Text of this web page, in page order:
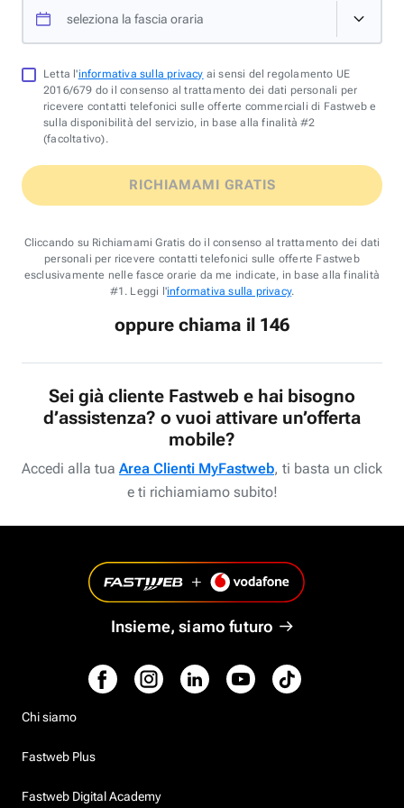
seleziona la fascia oraria
Letta l'informativa sulla privacy ai sensi del regolamento UE
2016/679 do il consenso al trattamento dei dati personali per
ricevere contatti telefonici sulle offerte commerciali di Fastweb e
sulla disponibilità del servizio, in base alla finalità #2
(facoltativo).
RICHIAMAMI GRATIS
Cliccando su Richiamami Gratis do il consenso al trattamento dei dati
personali per ricevere contatti telefonici sulle offerte Fastweb
esclusivamente nelle fasce orarie da me indicate, in base alla finalità
#1. Leggi l'informativa sulla privacy.
oppure chiama il 146
Sei già cliente Fastweb e hai bisogno
d’assistenza? o vuoi attivare un’offerta
mobile?
Accedi alla tua Area Clienti MyFastweb, ti basta un click
e ti richiamiamo subito!
Insieme, siamo futuro
Chi siamo
Fastweb Plus
Fastweb Digital Academy